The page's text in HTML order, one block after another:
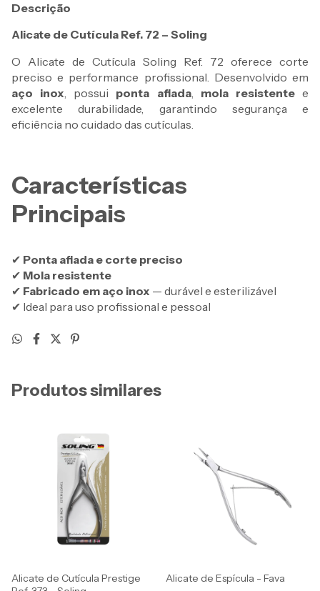
Descrição
Alicate de Cutícula Ref. 72 – Soling
O Alicate de Cutícula Soling Ref. 72 oferece corte
preciso e performance profissional. Desenvolvido em
aço inox, possui ponta afiada, mola resistentee
excelente durabilidade, garantindo segurança e
eficiência no cuidado das cutículas.
Características
Principais
✔ Ponta afiada e corte preciso
✔ Mola resistente
✔ Fabricado em aço inox — durável e esterilizável
✔ Ideal para uso profissional e pessoal
Produtos similares
Alicate de Cutícula Prestige
Alicate de Espícula - Fava